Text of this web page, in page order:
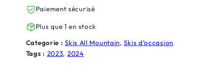
é
t
a
i
s
t
:
Paiement sécurisé
Plus que 1 en stock
Categorie :Skis All Mountain, Skis d’occasion
Tags : 2023, 2024